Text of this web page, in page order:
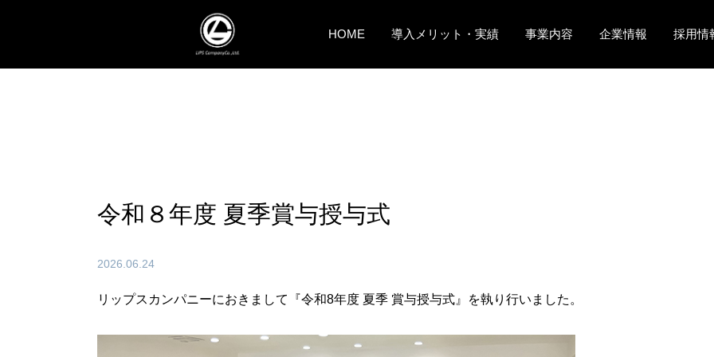
HOME 導入メリット・実績 事業内容 企業情報 採用情
令和８年度 夏季賞与授与式
2026.06.24
リップスカンパニーにおきまして『令和8年度 夏季 賞与授与式』を執り行いました。